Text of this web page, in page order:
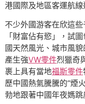
港國際及地區客運航線
不少外國游客在欣這
「財富佔有慾」，試
國天然風光、城市風
產生強VW零件烈獵奇
裹上具有當地福斯零件
歷中國熱氣騰騰的“煙
勃地跟著中國年夜媽